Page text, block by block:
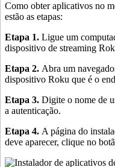
Como obter aplicativos no
estão as etapas:
Etapa 1. Ligue um
dispositivo de streaming
Etapa 2. Abra um
dispositivo Roku que é o
Etapa 3. Digite o nome de
a autenticação.
Etapa 4. A página do
deve aparecer, clique no